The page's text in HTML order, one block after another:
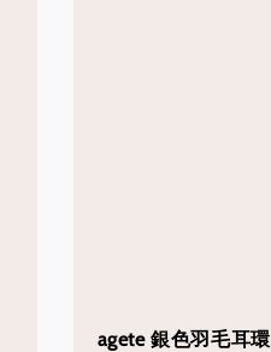
agete 銀色羽毛耳環